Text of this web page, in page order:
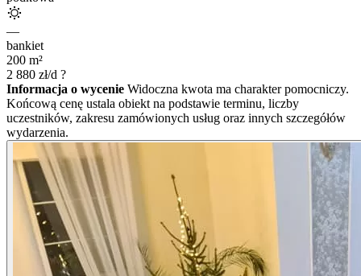
—
bankiet
200 m²
2 880 zł/d ?
Informacja o wycenie Widoczna kwota ma charakter pomocniczy.
Końcową cenę ustala obiekt na podstawie terminu, liczby
uczestników, zakresu zamówionych usług oraz innych szczegółów
wydarzenia.